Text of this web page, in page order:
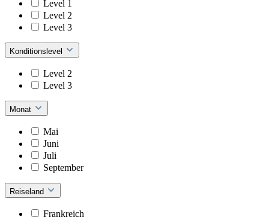
Level 1
Level 2
Level 3
Konditionslevel
Level 2
Level 3
Monat
Mai
Juni
Juli
September
Reiseland
Frankreich